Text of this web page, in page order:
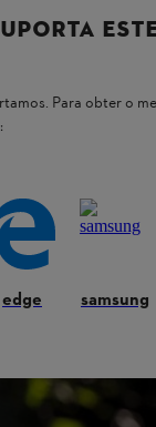
Para obter o
edge samsung